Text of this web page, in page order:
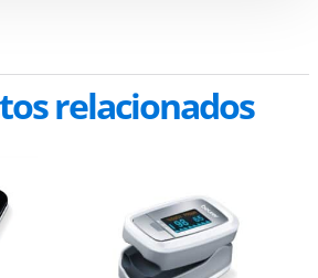
relacionados